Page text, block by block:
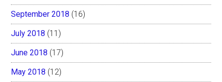
September 2018 (16)
July 2018 (11)
June 2018 (17)
May 2018 (12)